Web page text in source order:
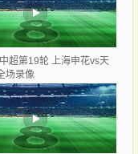
超第19轮 上海申花vs天
场录像